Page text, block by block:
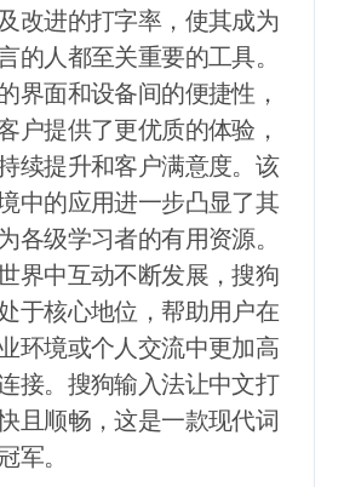
改进的打字率，使其成为
的人都至关重要的工具。
界面和设备间的便捷性，
户提供了更优质的体验，
续提升和客户满意度。该
中的应用进一步凸显了其
各级学习者的有用资源。
界中互动不断发展，搜狗
于核心地位，帮助用户在
环境或个人交流中更加高
接。搜狗输入法让中文打
且顺畅，这是一款现代词
军。